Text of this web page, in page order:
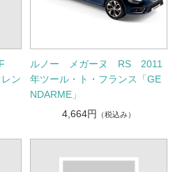
ン
ルノー メガーヌ RS 2011
年ツール・ト・フランス「GE
NDARME」
4,664円
（税込み）